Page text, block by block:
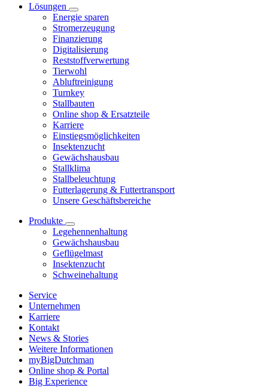
Lösungen
Energie sparen
Stromerzeugung
Finanzierung
Digitalisierung
Reststoffverwertung
Tierwohl
Abluftreinigung
Turnkey
Stallbauten
Online shop & Ersatzteile
Karriere
Einstiegsmöglichkeiten
Insektenzucht
Gewächshausbau
Stallklima
Stallbeleuchtung
Futterlagerung & Futtertransport
Unsere Geschäftsbereiche
Produkte
Legehennenhaltung
Gewächshausbau
Geflügelmast
Insektenzucht
Schweinehaltung
Service
Unternehmen
Karriere
Kontakt
News & Stories
Weitere Informationen
myBigDutchman
Online shop & Portal
Big Experience